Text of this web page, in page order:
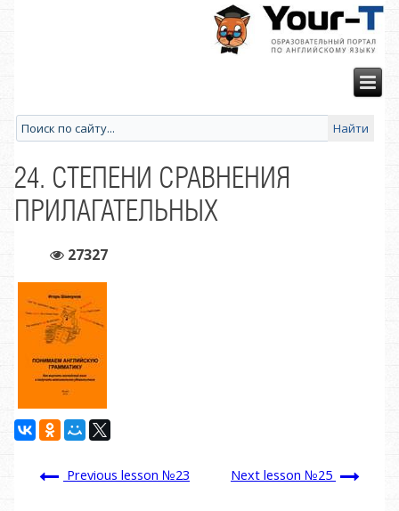
24. СТЕПЕНИ СРАВНЕНИЯ
ПРИЛАГАТЕЛЬНЫХ
27327
Previous lesson №23 Next lesson №25